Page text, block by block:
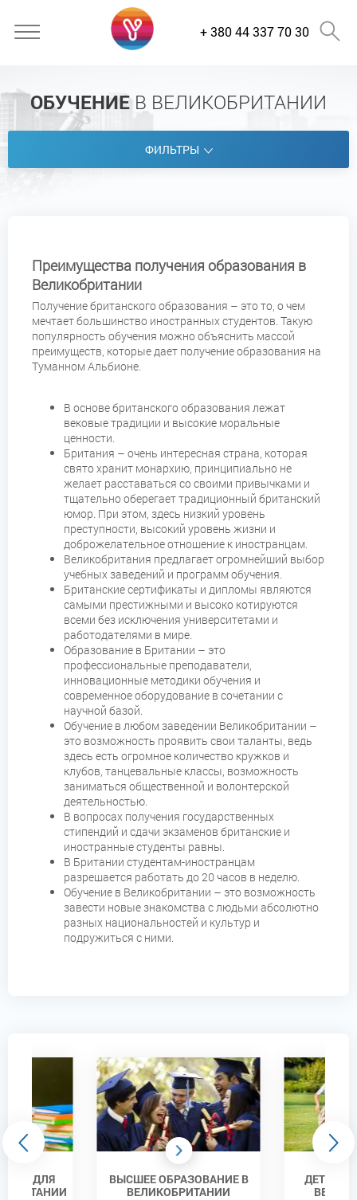
+ 380 44 337 70 30
ОБУЧЕНИЕВ ВЕЛИКОБРИТАНИИ
ФИЛЬТРЫ
Преимущества получения образования в
Великобритании
Получение британского образования – это то, о чем
мечтает большинство иностранных студентов. Такую
популярность обучения можно объяснить массой
преимуществ, которые дает получение образования на
Туманном Альбионе.
В основе британского образования лежат
вековые традиции и высокие моральные
ценности.
Британия – очень интересная страна, которая
свято хранит монархию, принципиально не
желает расставаться со своими привычками и
тщательно оберегает традиционный британский
юмор. При этом, здесь низкий уровень
преступности, высокий уровень жизни и
доброжелательное отношение к иностранцам.
Великобритания предлагает огромнейший выбор
учебных заведений и программ обучения.
Британские сертификаты и дипломы являются
самыми престижными и высоко котируются
всеми без исключения университетами и
работодателями в мире.
Образование в Британии – это
профессиональные преподаватели,
инновационные методики обучения и
современное оборудование в сочетании с
научной базой.
Обучение в любом заведении Великобритании –
это возможность проявить свои таланты, ведь
здесь есть огромное количество кружков и
клубов, танцевальные классы, возможность
заниматься общественной и волонтерской
деятельностью.
В вопросах получения государственных
стипендий и сдачи экзаменов британские и
иностранные студенты равны.
В Британии студентам-иностранцам
разрешается работать до 20 часов в неделю.
Обучение в Великобритании – это возможность
завести новые знакомства с людьми абсолютно
разных национальностей и культур и
подружиться с ними.
ДЛЯ
ВЫСШЕЕ ОБРАЗОВАНИЕ В
ВЕЛИКОБРИТАНИИ